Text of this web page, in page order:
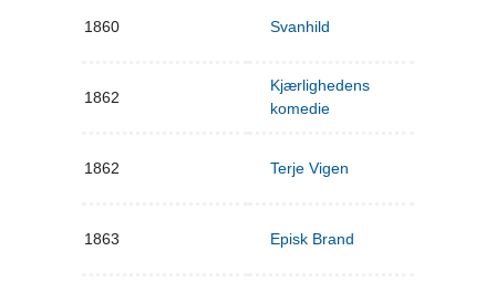
1860 Svanhild
1862
Kjærlighedens
komedie
1862 Terje Vigen
1863 Episk Brand